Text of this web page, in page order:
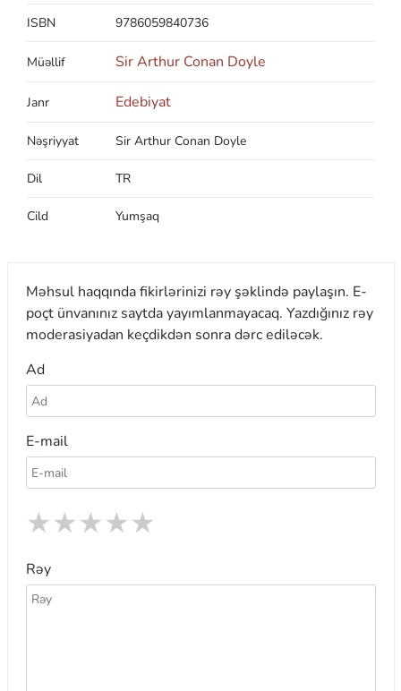
ISBN 9786059840736
Müəllif Sir Arthur Conan Doyle
Janr Edebiyat
Nəşriyyat Sir Arthur Conan Doyle
Dil TR
Cild Yumşaq
Məhsul haqqında fikirlərinizi rəy şəklində paylaşın. E-
poçt ünvanınız saytda yayımlanmayacaq. Yazdığınız rəy
moderasiyadan keçdikdən sonra dərc ediləcək.
Ad
E-mail
★
★
★
★
★
Rəy